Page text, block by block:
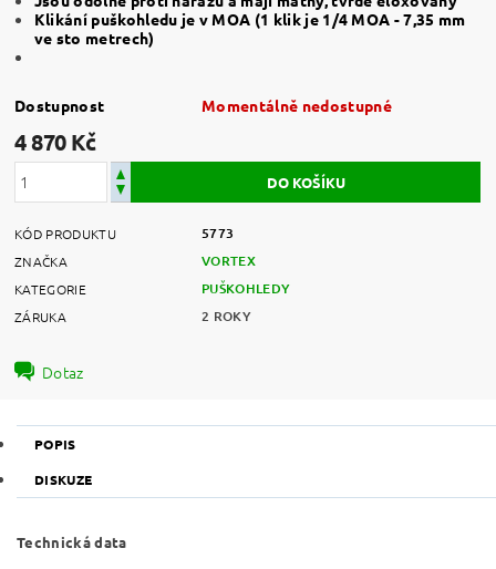
Klikání puškohledu je v MOA (1 klik je 1/4 MOA - 7,35 mm
ve sto metrech)
Dostupnost Momentálně nedostupné
4 870 Kč
KÓD PRODUKTU 5773
ZNAČKA VORTEX
KATEGORIE PUŠKOHLEDY
ZÁRUKA 2 ROKY
Dotaz
POPIS
DISKUZE
Technická data